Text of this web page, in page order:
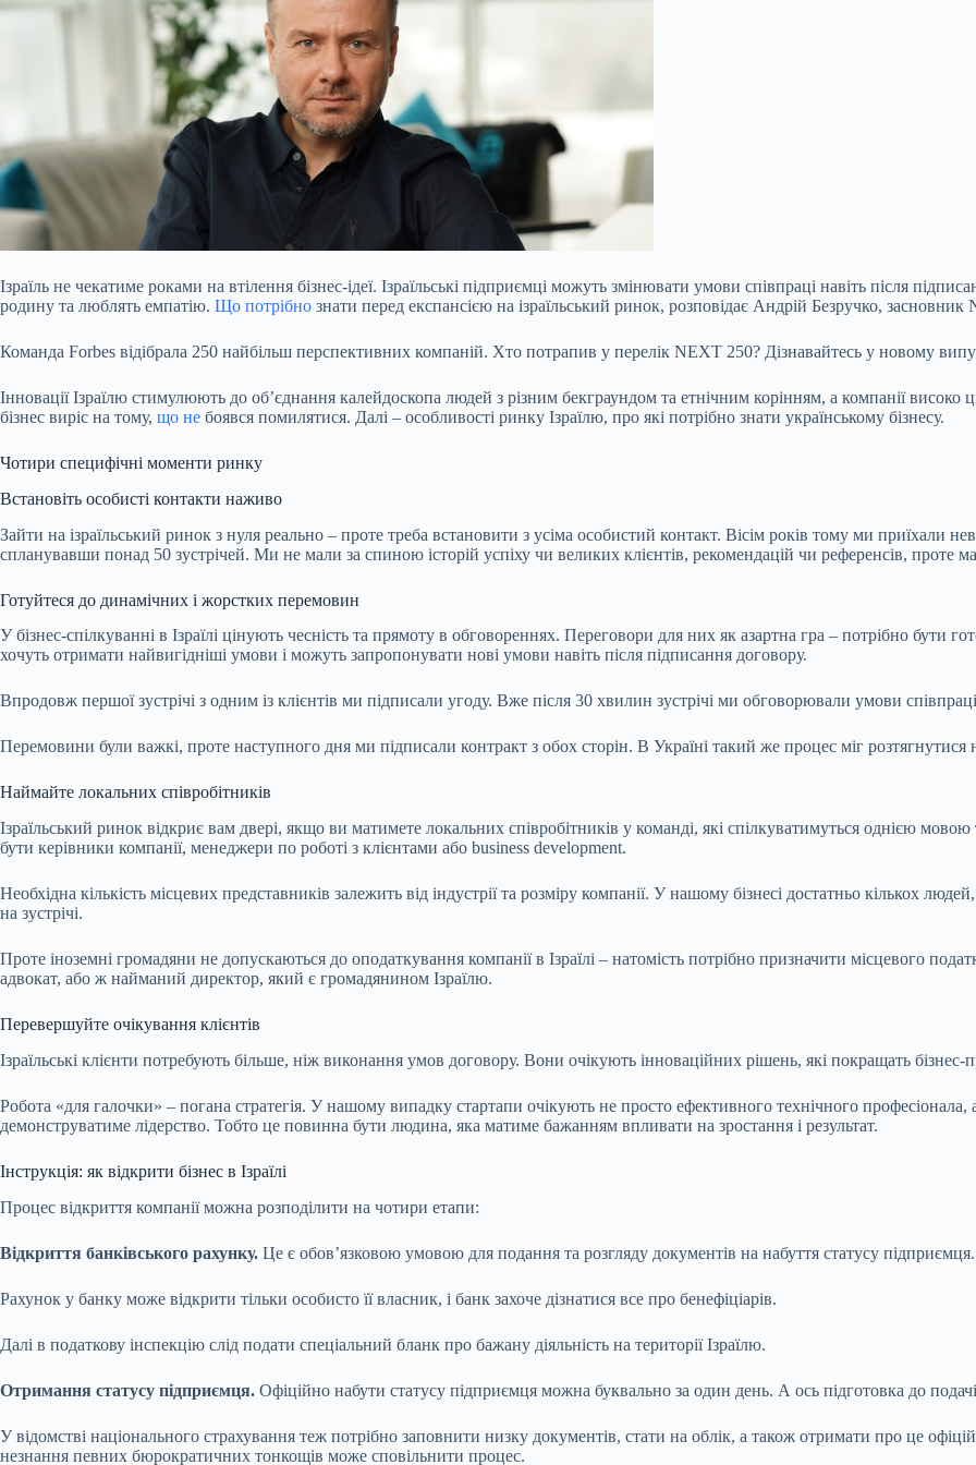
Ізраїль не чекатиме роками на втілення бізнес-ідеї. Ізраїльські підприємці можуть змінювати умови співпраці навіть після
родину та люблять емпатію. Що потрібно знати перед експансією на ізраїльський ринок, розповідає Андрій Безручко,
Команда Forbes відібрала 250 найбільш перспективних компаній. Хто потрапив у перелік NEXT 250? Дізнавайтесь у новому
Інновації Ізраїлю стимулюють до обʼєднання калейдоскопа людей з різним бекграундом та етнічним корінням, а компанії високо
бізнес виріс на тому, що не боявся помилятися. Далі – особливості ринку Ізраїлю, про які потрібно знати українському бізнесу.
Чотири специфічні моменти ринку
Встановіть особисті контакти наживо
Зайти на ізраїльський ринок з нуля реально – проте треба встановити з усіма особистий контакт. Вісім років тому ми приїхали
спланувавши понад 50 зустрічей. Ми не мали за спиною історій успіху чи великих клієнтів, рекомендацій чи референсів, проте
Готуйтеся до динамічних і жорстких перемовин
У бізнес-спілкуванні в Ізраїлі цінують чесність та прямоту в обговореннях. Переговори для них як азартна гра – потрібно бути
хочуть отримати найвигідніші умови і можуть запропонувати нові умови навіть після підписання договору.
Впродовж першої зустрічі з одним із клієнтів ми підписали угоду. Вже після 30 хвилин зустрічі ми обговорювали умови
Перемовини були важкі, проте наступного дня ми підписали контракт з обох сторін. В Україні такий же процес міг розтягнутися
Наймайте локальних співробітників
Ізраїльський ринок відкриє вам двері, якщо ви матимете локальних співробітників у команді, які спілкуватимуться однією
бути керівники компанії, менеджери по роботі з клієнтами або business development.
Необхідна кількість місцевих представників залежить від індустрії та розміру компанії. У нашому бізнесі достатньо кількох
на зустрічі.
Проте іноземні громадяни не допускаються до оподаткування компанії в Ізраїлі – натомість потрібно призначити місцевого
адвокат, або ж найманий директор, який є громадянином Ізраїлю.
Перевершуйте очікування клієнтів
Ізраїльські клієнти потребують більше, ніж виконання умов договору. Вони очікують інноваційних рішень, які покращать
Робота «для галочки» – погана стратегія. У нашому випадку стартапи очікують не просто ефективного технічного
демонструватиме лідерство. Тобто це повинна бути людина, яка матиме бажанням впливати на зростання і результат.
Інструкція: як відкрити бізнес в Ізраїлі
Процес відкриття компанії можна розподілити на чотири етапи:
Відкриття банківського рахунку. Це є обовʼязковою умовою для подання та розгляду документів на набуття статусу підприємця.
Рахунок у банку може відкрити тільки особисто її власник, і банк захоче дізнатися все про бенефіціарів.
Далі в податкову інспекцію слід подати спеціальний бланк про бажану діяльність на території Ізраїлю.
Отримання статусу підприємця. Офіційно набути статусу підприємця можна буквально за один день. А ось підготовка до
У відомстві національного страхування теж потрібно заповнити низку документів, стати на облік, а також отримати про це
незнання певних бюрократичних тонкощів може сповільнити процес.